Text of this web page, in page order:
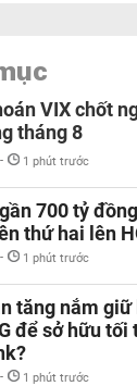
VIX chốt
tháng 8
- 1 phút trước
700 tỷ
thứ hai lên
- 1 phút trước
tăng nắm giữ
để sở hữu tối
- 1 phút trước